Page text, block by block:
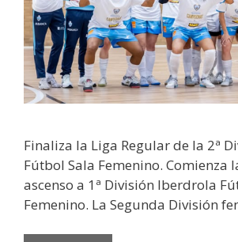
Finaliza la Liga Regular de la 2ª
Fútbol Sala Femenino. Comienza
ascenso a 1ª División Iberdrola
Femenino. La Segunda División